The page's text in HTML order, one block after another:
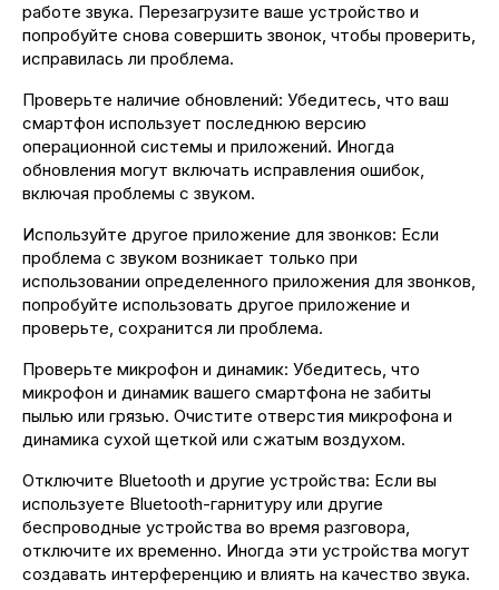
работе звука. Перезагрузите ваше устройство и
попробуйте снова совершить звонок, чтобы проверить,
исправилась ли проблема.
Проверьте наличие обновлений: Убедитесь, что ваш
смартфон использует последнюю версию
операционной системы и приложений. Иногда
обновления могут включать исправления ошибок,
включая проблемы с звуком.
Используйте другое приложение для звонков: Если
проблема с звуком возникает только при
использовании определенного приложения для звонков,
попробуйте использовать другое приложение и
проверьте, сохранится ли проблема.
Проверьте микрофон и динамик: Убедитесь, что
микрофон и динамик вашего смартфона не забиты
пылью или грязью. Очистите отверстия микрофона и
динамика сухой щеткой или сжатым воздухом.
Отключите Bluetooth и другие устройства: Если вы
используете Bluetooth-гарнитуру или другие
беспроводные устройства во время разговора,
отключите их временно. Иногда эти устройства могут
создавать интерференцию и влиять на качество звука.